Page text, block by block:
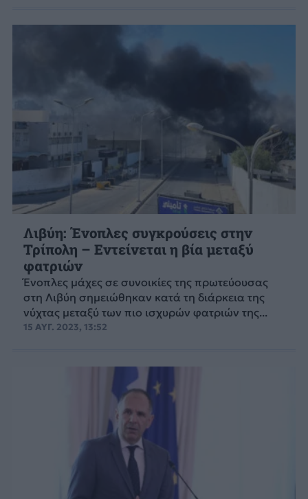
Λιβύη: Ένοπλες συγκρούσεις στην
Τρίπολη – Εντείνεται η βία μεταξύ
φατριών
Ένοπλες μάχες σε συνοικίες της πρωτεύουσας
στη Λιβύη σημειώθηκαν κατά τη διάρκεια της
νύχτας μεταξύ των πιο ισχυρών φατριών της...
15 ΑΥΓ. 2023, 13:52